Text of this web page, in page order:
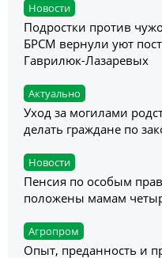
Новости
Подростки против
БРСМ вернули уют
Гаврилюк-Лазаревых
Актуально
Уход за могилами
делать граждане по
Новости
Пенсия по особым
положены мамам
Агропром
Опыт, преданность и